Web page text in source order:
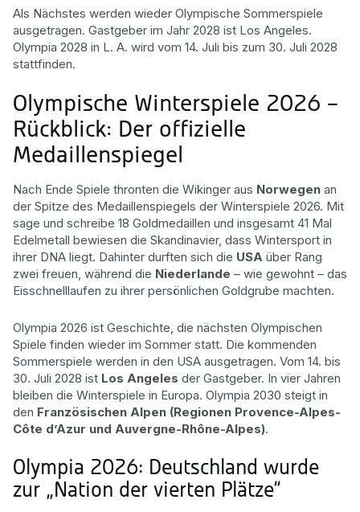
Als Nächstes werden wieder Olympische Sommerspiele
ausgetragen. Gastgeber im Jahr 2028 ist Los Angeles.
Olympia 2028 in L. A. wird vom 14. Juli bis zum 30. Juli 2028
stattfinden.
Olympische Winterspiele 2026 –
Rückblick: Der offizielle
Medaillenspiegel
Nach Ende Spiele thronten die Wikinger aus Norwegen an
der Spitze des Medaillenspiegels der Winterspiele 2026. Mit
sage und schreibe 18 Goldmedaillen und insgesamt 41 Mal
Edelmetall bewiesen die Skandinavier, dass Wintersport in
ihrer DNA liegt. Dahinter durften sich die USA über Rang
zwei freuen, während die Niederlande – wie gewohnt – das
Eisschnelllaufen zu ihrer persönlichen Goldgrube machten.
Olympia 2026 ist Geschichte, die nächsten Olympischen
Spiele finden wieder im Sommer statt. Die kommenden
Sommerspiele werden in den USA ausgetragen. Vom 14. bis
30. Juli 2028 ist Los Angeles der Gastgeber. In vier Jahren
bleiben die Winterspiele in Europa. Olympia 2030 steigt in
den Französischen Alpen (Regionen Provence-Alpes-
Côte d’Azur und Auvergne-Rhône-Alpes).
Olympia 2026: Deutschland wurde
zur „Nation der vierten Plätze“